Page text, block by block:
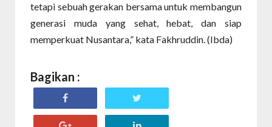
tetapi sebuah gerakan bersama untuk membangun
generasi muda yang sehat, hebat, dan siap
memperkuat Nusantara,” kata Fakhruddin. (Ibda)
Bagikan :